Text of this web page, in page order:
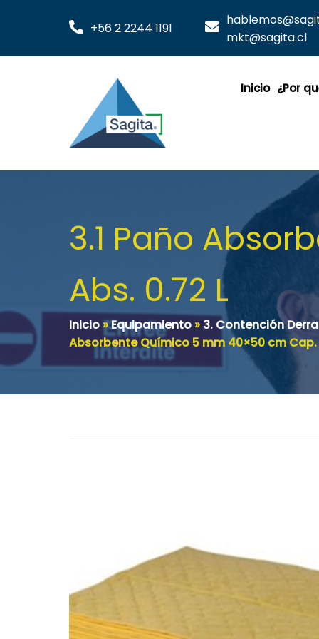
+56 2 2244 1191
mkt@sagita.cl
Inicio ¿Por
3.1 Paño
Abs. 0.72 L
Inicio»Equipamiento» 3. Contención
Absorbente Químico 5 mm 40×50 cm Cap.